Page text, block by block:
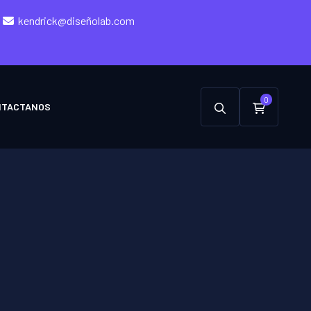
kendrick@diseñolab.com
0